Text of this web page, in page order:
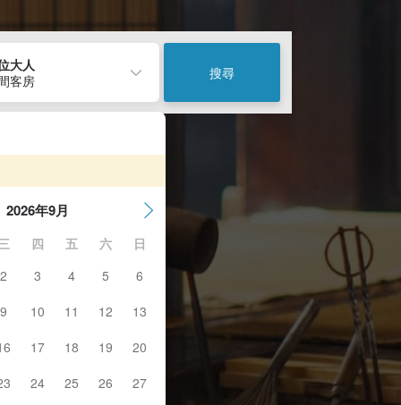
大人
客房
搜尋
2026年9月
四 五 六
日
2
3 4 5
6
9
10 11 12
13
17 18 19
20
24 25 26 27